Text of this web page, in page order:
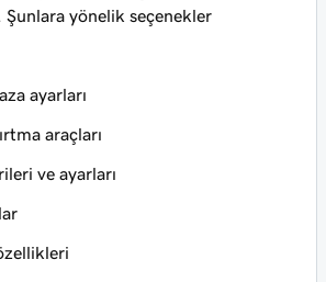
Şunlara yönelik seçenekler
ayarları
araçları
ve ayarları